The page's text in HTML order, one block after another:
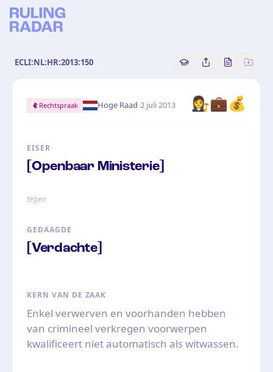
ECLI:NL:HR:2013:150 Copy source
Share this
Bekijk
👩‍⚖️💼💰
Rechtspraak Hoge Raad·2 juli 2013
EISER
[Openbaar Ministerie]
tegen
GEDAAGDE
[Verdachte]
KERN VAN DE ZAAK
Enkel verwerven en voorhanden hebben
van crimineel verkregen voorwerpen
kwalificeert niet automatisch als witwassen.